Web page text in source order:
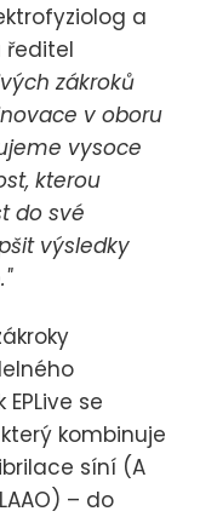
a
ředitel
zákroků
v oboru
vysoce
kterou
do své
výsledky
se
kombinuje
síní (A
– do